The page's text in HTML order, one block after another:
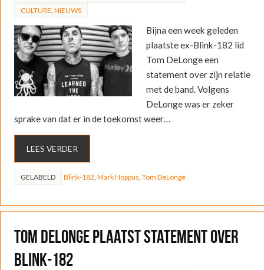
CULTURE NIEUWS
Bijna een week geleden
plaatste ex-Blink-182 lid
Tom DeLonge een
statement over zijn relatie
met de band. Volgens
DeLonge was er zeker
sprake van dat er in de toekomst weer…
LEES VERDER
GELABELD Blink-182 Mark Hoppus Tom DeLonge
Tom DeLonge plaatst statement over
Blink-182